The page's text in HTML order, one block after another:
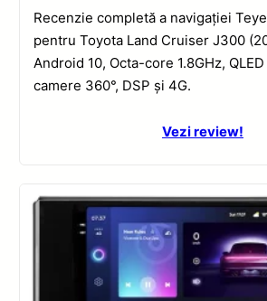
Recenzie completă a navigației
pentru Toyota Land Cruiser J300
Android 10, Octa-core 1.8GHz, QLED
camere 360°, DSP și 4G.
Vezi review!